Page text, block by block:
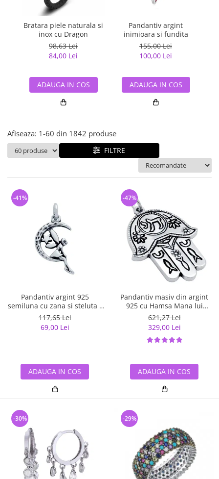
semipretioase
Bijuterii argint placat cu aur
Bijuterii argint cu diverse
Bijuterii de Lux
Bijuterii gotice si rock
Bijuterii Handmade
Bijuterii fantezie
Bijuterii tungsten
Solutii si lavete de curatare
bijuterii argint
Bratara piele naturala si
inox cu Dragon
98,63 Lei
84,00 Lei
ADAUGA IN COS
Pandantiv argint
inimioara si fundita
155,00 Lei
100,00 Lei
ADAUGA IN COS
Afiseaza: 1-60 din 1842 produse
FILTRE
Pandantiv argint 925
semiluna cu zana si steluta -
Be Fantastic PSX0560
117,65 Lei
69,00 Lei
-41%
ADAUGA IN COS
Pandantiv masiv din argint
925 cu Hamsa Mana lui
Fatima
621,27 Lei
329,00 Lei
-47%
ADAUGA IN COS
-30% -29%